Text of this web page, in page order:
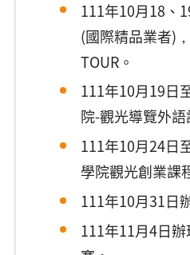
111年10月18、
(國際精品業者)
TOUR。
111年10月19日
院-觀光導覽外語
111年10月24日
學院觀光創業課
111年10月31日
111年11月4日